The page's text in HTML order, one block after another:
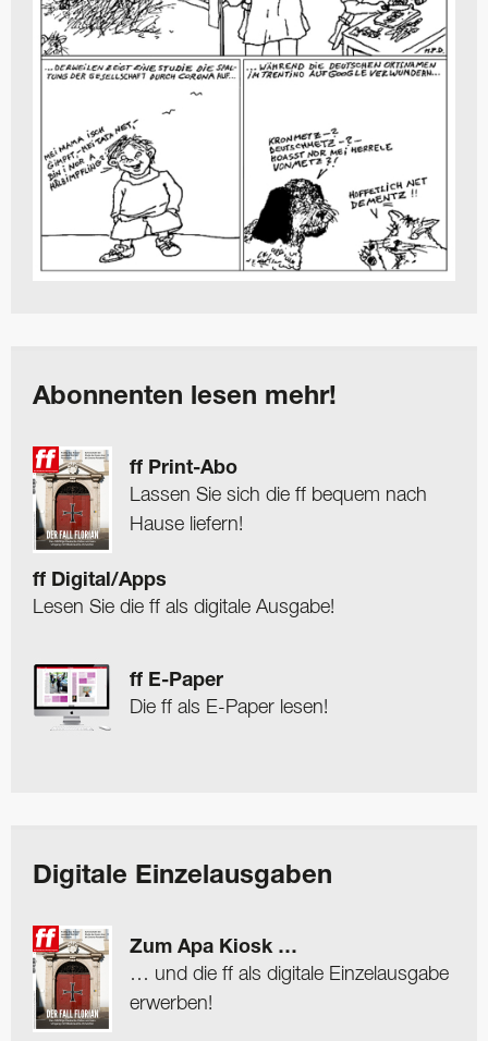
Abonnenten lesen mehr!
ff Print-Abo
Lassen Sie sich die ff bequem nach
Hause liefern!
ff Digital/Apps
Lesen Sie die ff als digitale Ausgabe!
ff E-Paper
Die ff als E-Paper lesen!
Digitale Einzelausgaben
Zum Apa Kiosk …
… und die ff als digitale Einzelausgabe
erwerben!